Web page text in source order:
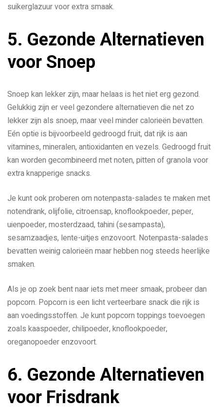
suikerglazuur voor extra smaak.
5. Gezonde Alternatieven
voor Snoep
Snoep kan lekker zijn, maar helaas is het niet erg gezond.
Gelukkig zijn er veel gezondere alternatieven die net zo
lekker zijn als snoep, maar veel minder calorieën bevatten.
Eén optie is bijvoorbeeld gedroogd fruit, dat rijk is aan
vitamines, mineralen, antioxidanten en vezels. Gedroogd fruit
kan worden gecombineerd met noten, pitten of granola voor
extra knapperige snacks.
Je kunt ook proberen om notenpasta-salades te maken met
notendrank, olijfolie, citroensap, knoflookpoeder, peper,
uienpoeder, mosterdzaad, tahini (sesampasta),
sesamzaadjes, lente-uitjes enzovoort. Notenpasta-salades
bevatten weinig calorieën maar hebben nog steeds heerlijke
smaken.
Als je op zoek bent naar iets met meer smaak, probeer dan
popcorn. Popcorn is een licht verteerbare snack die rijk is
aan voedingsstoffen. Je kunt popcorn toppings toevoegen
zoals kaaspoeder, chilipoeder, knoflookpoeder,
oreganopoeder enzovoort.
6. Gezonde Alternatieven
voor Frisdrank